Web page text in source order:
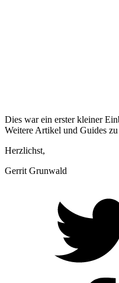
Dies war ein erster kleiner
Weitere Artikel und Guides
Herzlichst,
Gerrit Grunwald